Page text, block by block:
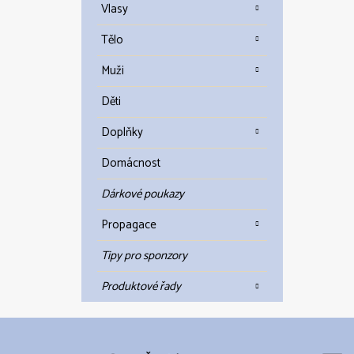
Vlasy
Tělo
Muži
Děti
Doplňky
Domácnost
Dárkové poukazy
Propagace
Tipy pro sponzory
Produktové řady